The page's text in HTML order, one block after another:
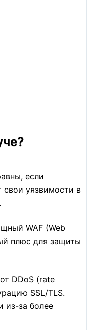
если
уязвимости в
WAF (Web
плюс для защиты
DDoS (rate
SSL/TLS.
из-за более